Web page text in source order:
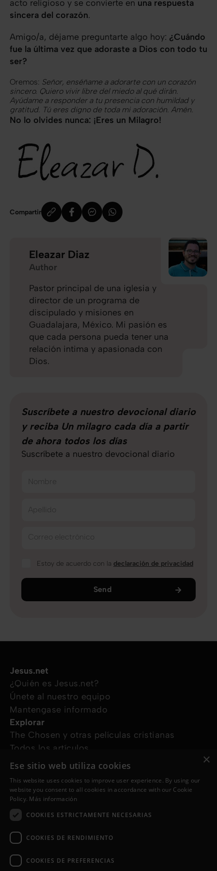
acto religioso y se convierte en una respuesta
sincera del corazón.
Amigo/a, déjame preguntarte algo hoy: ¿Cuándo
fue la última vez que adoraste a Dios con todo tu
ser?
Oremos: Señor, enséñame a adorarte con un corazón
sincero. Quiero vivir libre del miedo al qué dirán.
Ayúdame a responder a tu presencia con humildad y
gratitud. Tú eres digno de toda mi adoración. Amén.
No lo olvides nunca: ¡Eres un Milagro!
Compartir
Eleazar Diaz
Author
Pastor principal de una iglesia y
director de un programa de
discipulado y misiones en
Guadalajara, México. Mi pasión es
que cada persona pueda tener una
relación intima y apasionada con
Dios.
Suscríbete a nuestro devocional diario
y reciba Un milagro cada día a partir
de ahora todos los días
Suscríbete a nuestro devocional diario
Nombre
Apellido
Correo electrónico
Estoy de acuerdo con la declaración de privacidad
Send
Jesus.net
¿Quién es Jesus.net?
Únete al nuestro equipo
Mantengase informado
Explorar
The Chosen y otras películas cristianas
Todos los artículos
Cursos online
¿Cómo podemos ayudarte?
Devocional diario
Necesito oración
Síguenos en
×
Ese sitio web utiliza cookies
This website uses cookies to improve user experience. By using our
website you consent to all cookies in accordance with our Cookie
Policy. Más información
COOKIES ESTRICTAMENTE NECESARIAS
COOKIES DE RENDIMIENTO
COOKIES DE PREFERENCIAS